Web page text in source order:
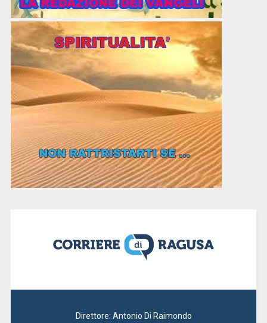
Direttore: Antonio Di Raimondo